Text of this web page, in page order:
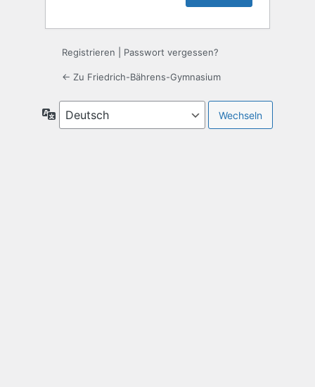
Registrieren Passwort vergessen?
← Zu Friedrich-Bährens-Gymnasium
Sprache